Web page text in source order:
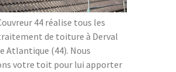
44 réalise tous les
de toiture à Derval
Atlantique (44). Nous
votre toit pour lui apporter